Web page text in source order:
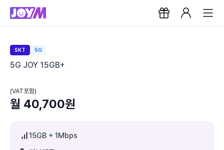
SKT 5G
5G JOY 15GB+
(VAT포함)
월 40,700원
15GB + 1Mbps